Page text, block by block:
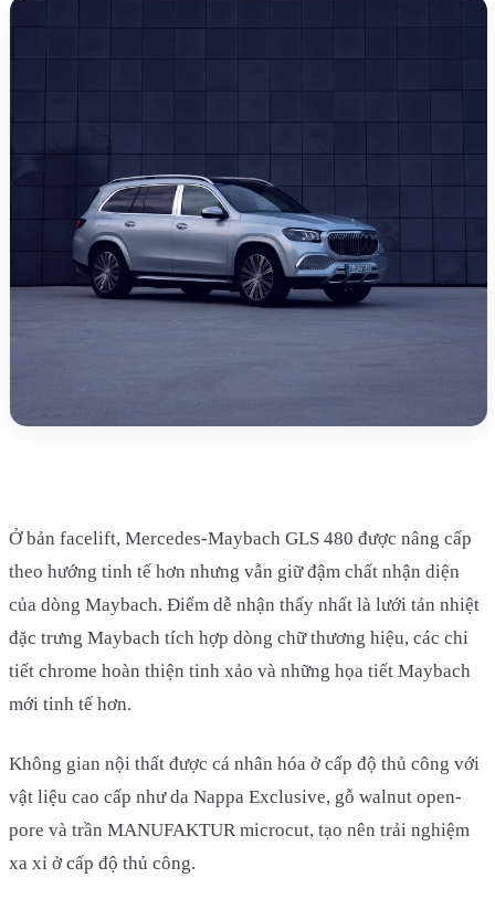
Ở bản facelift, Mercedes-Maybach GLS 480 được nâng cấp
theo hướng tinh tế hơn nhưng vẫn giữ đậm chất nhận diện
của dòng Maybach. Điểm dễ nhận thấy nhất là lưới tản nhiệt
đặc trưng Maybach tích hợp dòng chữ thương hiệu, các chi
tiết chrome hoàn thiện tinh xảo và những họa tiết Maybach
mới tinh tế hơn.
Không gian nội thất được cá nhân hóa ở cấp độ thủ công với
vật liệu cao cấp như da Nappa Exclusive, gỗ walnut open-
pore và trần MANUFAKTUR microcut, tạo nên trải nghiệm
xa xỉ ở cấp độ thủ công.